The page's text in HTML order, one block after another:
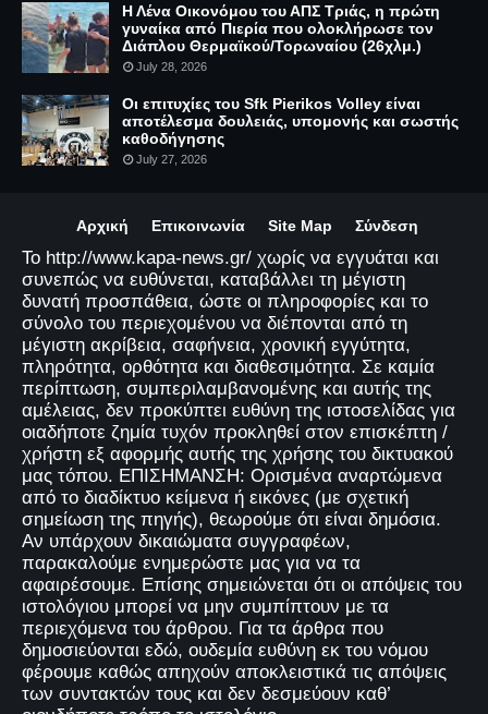
Η Λένα Οικονόμου του ΑΠΣ Τριάς, η πρώτη
γυναίκα από Πιερία που ολοκλήρωσε τον
Διάπλου Θερμαϊκού/Τορωναίου (26χλμ.)
July 28, 2026
Οι επιτυχίες του Sfk Pierikos Volley είναι
αποτέλεσμα δουλειάς, υπομονής και σωστής
καθοδήγησης
July 27, 2026
Αρχική Επικοινωνία Site Map Σύνδεση
Το http://www.kapa-news.gr/ χωρίς να εγγυάται και
συνεπώς να ευθύνεται, καταβάλλει τη μέγιστη
δυνατή προσπάθεια, ώστε οι πληροφορίες και το
σύνολο του περιεχομένου να διέπονται από τη
μέγιστη ακρίβεια, σαφήνεια, χρονική εγγύτητα,
πληρότητα, ορθότητα και διαθεσιμότητα. Σε καμία
περίπτωση, συμπεριλαμβανομένης και αυτής της
αμέλειας, δεν προκύπτει ευθύνη της ιστοσελίδας για
οιαδήποτε ζημία τυχόν προκληθεί στον επισκέπτη /
χρήστη εξ αφορμής αυτής της χρήσης του δικτυακού
μας τόπου. ΕΠΙΣΗΜΑΝΣΗ: Ορισμένα αναρτώμενα
από το διαδίκτυο κείμενα ή εικόνες (με σχετική
σημείωση της πηγής), θεωρούμε ότι είναι δημόσια.
Αν υπάρχουν δικαιώματα συγγραφέων,
παρακαλούμε ενημερώστε μας για να τα
αφαιρέσουμε. Επίσης σημειώνεται ότι οι απόψεις του
ιστολόγιου μπορεί να μην συμπίπτουν με τα
περιεχόμενα του άρθρου. Για τα άρθρα που
δημοσιεύονται εδώ, ουδεμία ευθύνη εκ του νόμου
φέρουμε καθώς απηχούν αποκλειστικά τις απόψεις
των συντακτών τους και δεν δεσμεύουν καθ’